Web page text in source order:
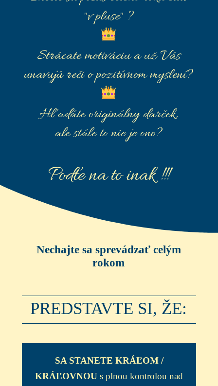
"v pluse" ?
Strácate motiváciu a už Vás
unavujú reči o pozitívnom myslení?
Hľadáte originálny darček,
ale stále to nie je ono?
Poďte na to inak !!!
Nechajte sa sprevádzať celým
rokom
PREDSTAVTE SI, ŽE:
SA STANETE KRÁĽOM /
KRÁĽOVNOU s plnou kontrolou nad